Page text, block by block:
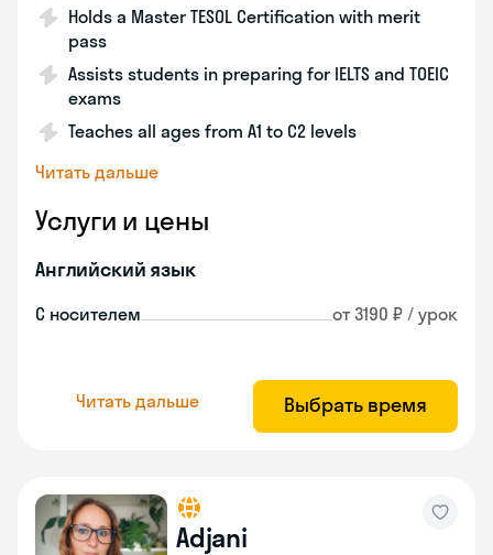
Holds a Master TESOL Certification with merit
pass
Assists students in preparing for IELTS and TOEIC
exams
Teaches all ages from A1 to C2 levels
Читать дальше
Услуги и цены
Английский язык
С носителем от 3190 ₽ / урок
Читать дальше Выбрать время
Adjani